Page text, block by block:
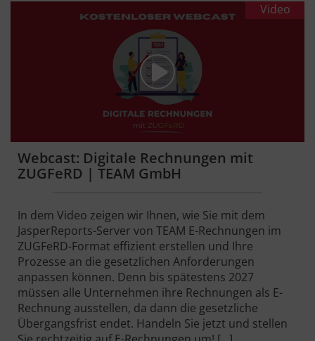
Video
Webcast: Digitale Rechnungen mit
ZUGFeRD | TEAM GmbH
In dem Video zeigen wir Ihnen, wie Sie mit dem
JasperReports-Server von TEAM E-Rechnungen im
ZUGFeRD-Format effizient erstellen und Ihre
Prozesse an die gesetzlichen Anforderungen
anpassen können. Denn bis spätestens 2027
müssen alle Unternehmen ihre Rechnungen als E-
Rechnung ausstellen, da dann die gesetzliche
Übergangsfrist endet. Handeln Sie jetzt und stellen